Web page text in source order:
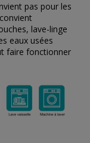
pas pour les
lave-linge
eaux usées
faire fonctionner